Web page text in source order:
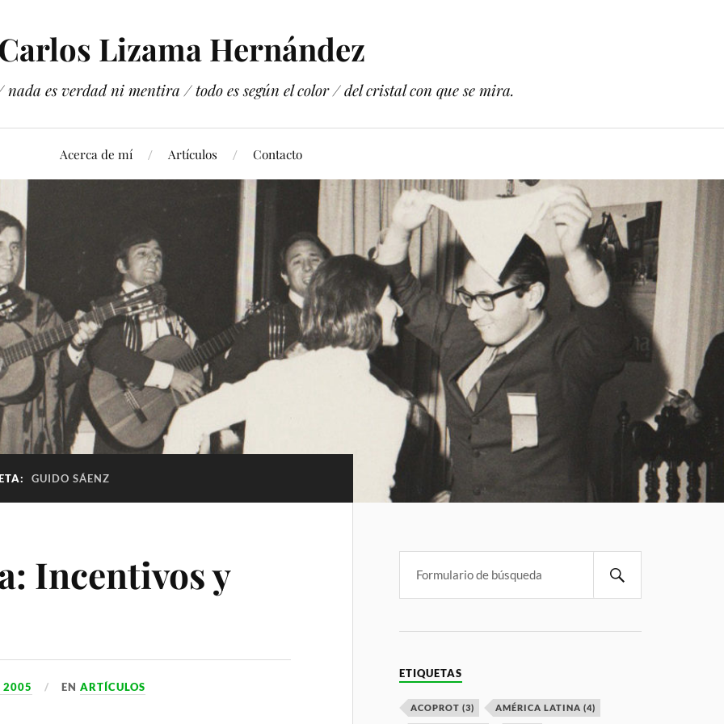
Lizama Hernández
es verdad ni mentira / todo es según el color / del cristal con que se mira.
Acerca de mí Artículos Contacto
GUIDO SÁENZ
Incentivos y
2005 ENARTÍCULOS
ETIQUETAS
ACOPROT (3) AMÉRICA LATINA (4)